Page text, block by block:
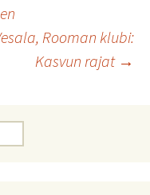
Rooman klubi:
Kasvun rajat →